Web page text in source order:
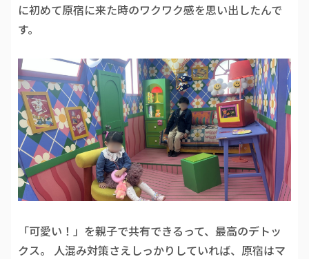
に初めて原宿に来た時のワクワク感を思い出したんで
す。
「可愛い！」を親子で共有できるって、最高のデトッ
クス。 人混み対策さえしっかりしていれば、原宿はマ